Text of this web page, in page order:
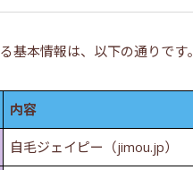
基本情報は、以下の通りです。
内容
自毛ジェイピー（jimou.jp）